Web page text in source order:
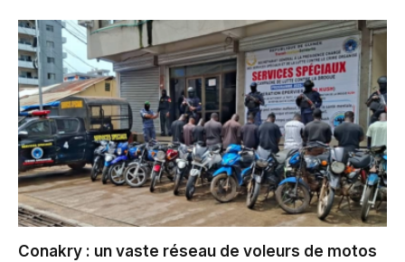
Conakry : un vaste réseau de voleurs de motos